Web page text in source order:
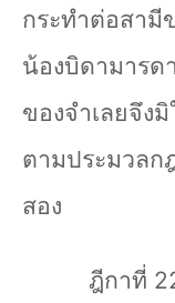
กระทำต่อสามี
น้องบิดามารด
ของจำเลยจึง
ตามประมวลก
สอง
ฎีกาที่